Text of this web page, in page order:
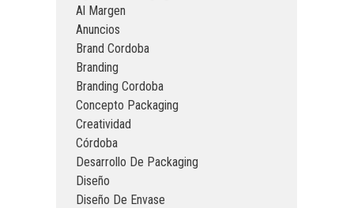
Al Margen
Anuncios
Brand Cordoba
Branding
Branding Cordoba
Concepto Packaging
Creatividad
Córdoba
Desarrollo De Packaging
Diseño
Diseño De Envase